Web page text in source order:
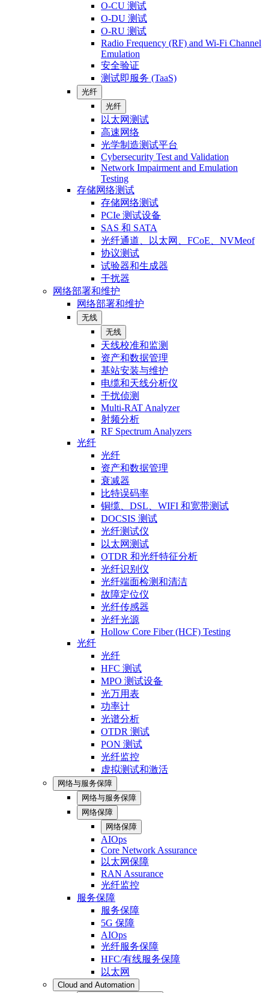
O-CU 测试
O-DU 测试
O-RU 测试
Radio Frequency (RF) and Wi-Fi Channel
Emulation
安全验证
测试即服务 (TaaS)
光纤
光纤
以太网测试
高速网络
光学制造测试平台
Cybersecurity Test and Validation
Network Impairment and Emulation
Testing
存储网络测试
存储网络测试
PCIe 测试设备
SAS 和 SATA
光纤通道、以太网、FCoE、NVMeof
协议测试
试验器和生成器
干扰器
网络部署和维护
网络部署和维护
无线
无线
天线校准和监测
资产和数据管理
基站安装与维护
电缆和天线分析仪
干扰侦测
Multi-RAT Analyzer
射频分析
RF Spectrum Analyzers
光纤
光纤
资产和数据管理
衰减器
比特误码率
铜缆、DSL、WIFI 和宽带测试
DOCSIS 测试
光纤测试仪
以太网测试
OTDR 和光纤特征分析
光纤识别仪
光纤端面检测和清洁
故障定位仪
光纤传感器
光纤光源
Hollow Core Fiber (HCF) Testing
光纤
光纤
HFC 测试
MPO 测试设备
光万用表
功率计
光谱分析
OTDR 测试
PON 测试
光纤监控
虚拟测试和激活
网络与服务保障
网络与服务保障
网络保障
网络保障
AIOps
Core Network Assurance
以太网保障
RAN Assurance
光纤监控
服务保障
服务保障
5G 保障
AIOps
光纤服务保障
HFC/有线服务保障
以太网
Cloud and Automation